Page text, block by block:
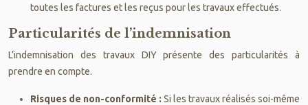
toutes les factures et les reçus pour les travaux effectués.
Particularités de l’indemnisation
L’indemnisation des travaux DIY présente des particularités à
prendre en compte.
Risques de non-conformité : Si les travaux réalisés soi-même